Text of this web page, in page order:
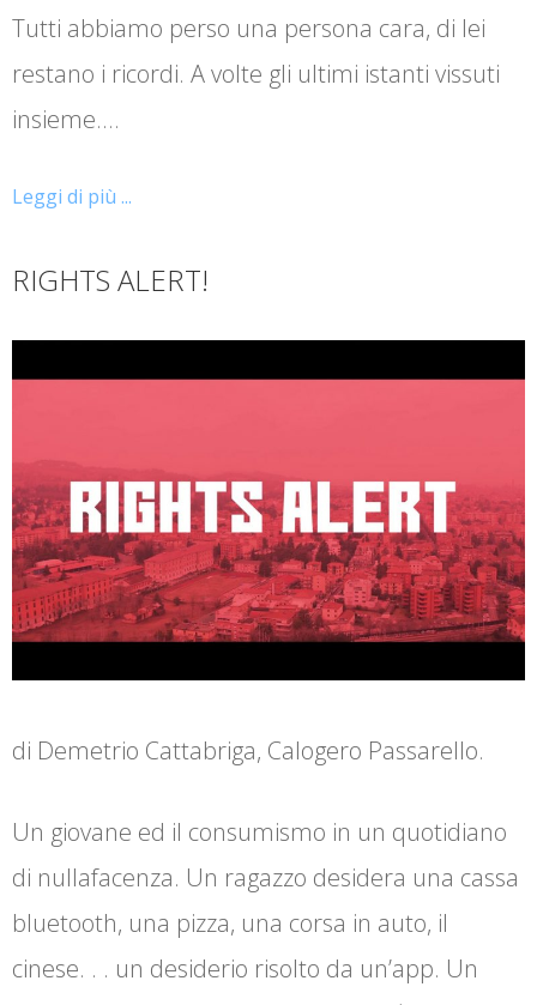
Tutti abbiamo perso una persona cara, di lei
restano i ricordi. A volte gli ultimi istanti vissuti
insieme.…
Leggi di più ...
RIGHTS ALERT!
di Demetrio Cattabriga, Calogero Passarello.
Un giovane ed il consumismo in un quotidiano
di nullafacenza. Un ragazzo desidera una cassa
bluetooth, una pizza, una corsa in auto, il
cinese. . . un desiderio risolto da un’app. Un